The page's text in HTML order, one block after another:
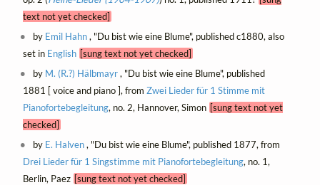
text not yet checked]
by Emil Hahn, "Du bist wie eine Blume", published c1880, also
set in English [sung text not yet checked]
by M. (R.?) Hälbmayr, "Du bist wie eine Blume", published
1881 [ voice and piano ], from Zwei Lieder für 1 Stimme mit
Pianofortebegleitung, no. 2, Hannover, Simon [sung text not yet
checked]
by E. Halven, "Du bist wie eine Blume", published 1877, from
Drei Lieder für 1 Singstimme mit Pianofortebegleitung, no. 1,
Berlin, Paez [sung text not yet checked]